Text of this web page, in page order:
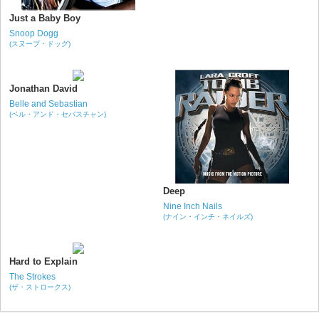
Just a Baby Boy
Snoop Dogg
(スヌープ・ドッグ)
Jonathan David
Belle and Sebastian
(ベル・アンド・セバスチャン)
Deep
Nine Inch Nails
(ナイン・インチ・ネイルズ)
Hard to Explain
The Strokes
(ザ・ストロークス)